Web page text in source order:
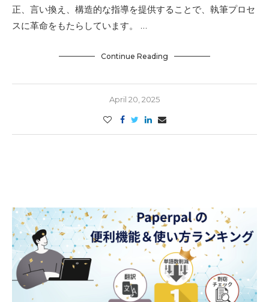
正、言い換え、構造的な指導を提供することで、執筆プロセ
スに革命をもたらしています。 …
Continue Reading
April 20, 2025